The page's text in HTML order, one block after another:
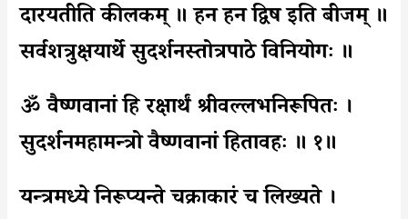
दारयतीति कीलकम् ॥ हन हन द्विष इति बीजम् ॥
सर्वशत्रुक्षयार्थे सुदर्शनस्तोत्रपाठे विनियोगः ॥
ॐ वैष्णवानां हि रक्षार्थं श्रीवल्लभनिरूपितः ।
सुदर्शनमहामन्त्रो वैष्णवानां हितावहः ॥ १॥
यन्त्रमध्ये निरूप्यन्ते चक्राकारं च लिख्यते ।